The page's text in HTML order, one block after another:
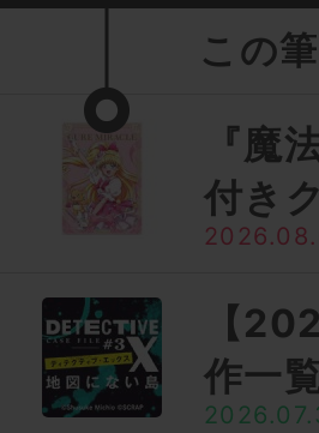
この
『魔
付き
【
作一